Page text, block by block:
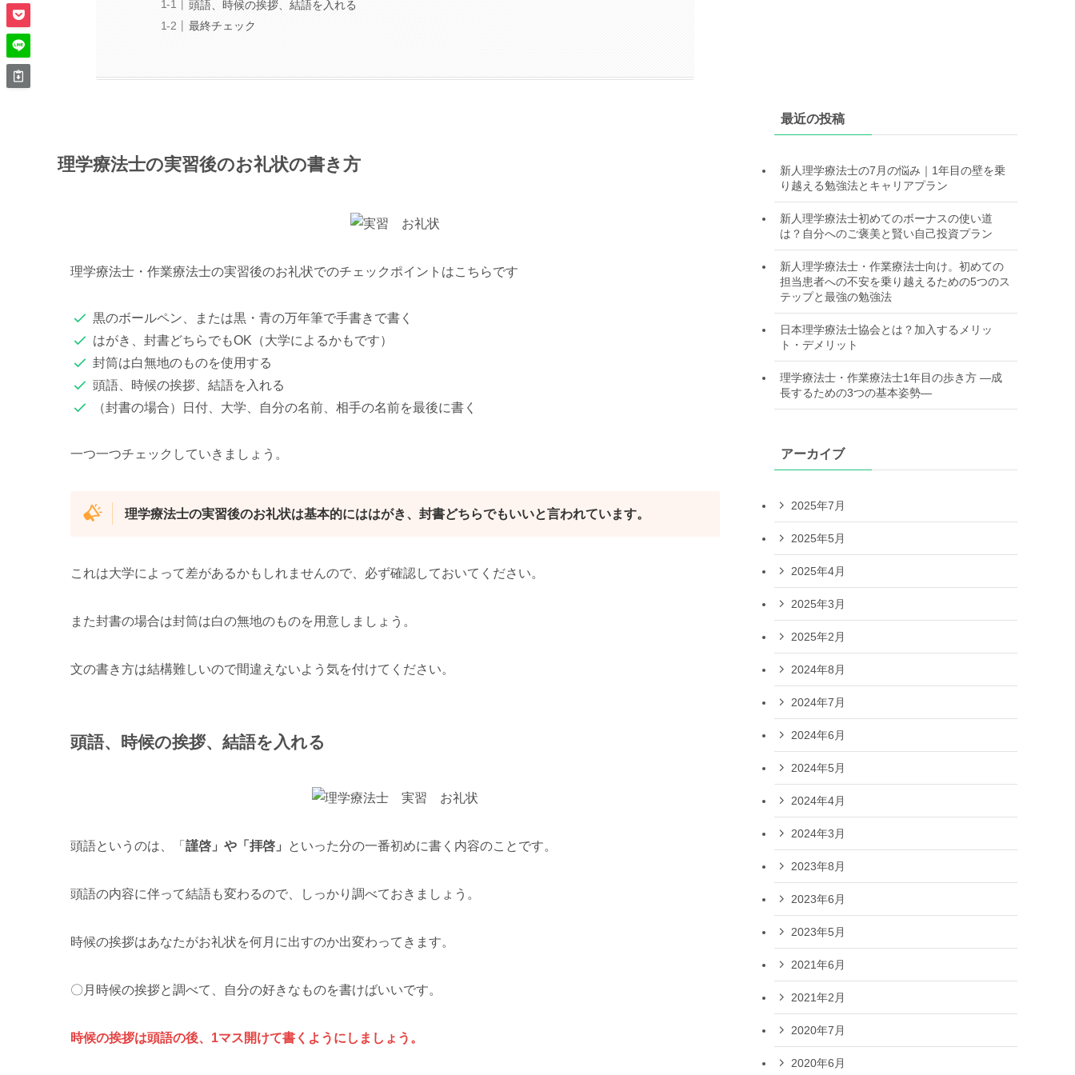
頭語、時候の挨拶、結語を入れる
最終チェック
理学療法士の実習後のお礼状の書き方
理学療法士・作業療法士の実習後のお礼状でのチェックポイントはこちらです
黒のボールペン、または黒・青の万年筆で手書きで書く
はがき、封書どちらでもOK（大学によるかもです）
封筒は白無地のものを使用する
頭語、時候の挨拶、結語を入れる
（封書の場合）日付、大学、自分の名前、相手の名前を最後に書く
一つ一つチェックしていきましょう。
理学療法士の実習後のお礼状は基本的にははがき、封書どちらでもいいと言われています。
これは大学によって差があるかもしれませんので、必ず確認しておいてください。
また封書の場合は封筒は白の無地のものを用意しましょう。
文の書き方は結構難しいので間違えないよう気を付けてください。
頭語、時候の挨拶、結語を入れる
頭語というのは、「 謹啓」や「拝啓」 といった分の一番初めに書く内容のことです。
頭語の内容に伴って結語も変わるので、しっかり調べておきましょう。
時候の挨拶はあなたがお礼状を何月に出すのか出変わってきます。
〇月時候の挨拶と調べて、自分の好きなものを書けばいいです。
時候の挨拶は頭語の後、1マス開けて書くようにしましょう。
最近の投稿
新人理学療法士の7月の悩み｜1年目の壁を乗
り越える勉強法とキャリアプラン
新人理学療法士初めてのボーナスの使い道
は？自分へのご褒美と賢い自己投資プラン
新人理学療法士・作業療法士向け。初めての
担当患者への不安を乗り越えるための5つのス
テップと最強の勉強法
日本理学療法士協会とは？加入するメリッ
ト・デメリット
理学療法士・作業療法士1年目の歩き方 —成
長するための3つの基本姿勢—
アーカイブ
2025年7月
2025年5月
2025年4月
2025年3月
2025年2月
2024年8月
2024年7月
2024年6月
2024年5月
2024年4月
2024年3月
2023年8月
2023年6月
2023年5月
2021年6月
2021年2月
2020年7月
2020年6月